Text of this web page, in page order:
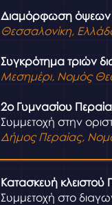
Διαμόρφωση όψεων
Θεσσαλονίκη,
Συγκρότημα τριών
Μεσημέρι, Νομός
2ο Γυμνασίου
Συμμετοχή στην
Δήμος Περαίας,
Κατασκευή
Συμμετοχή στο